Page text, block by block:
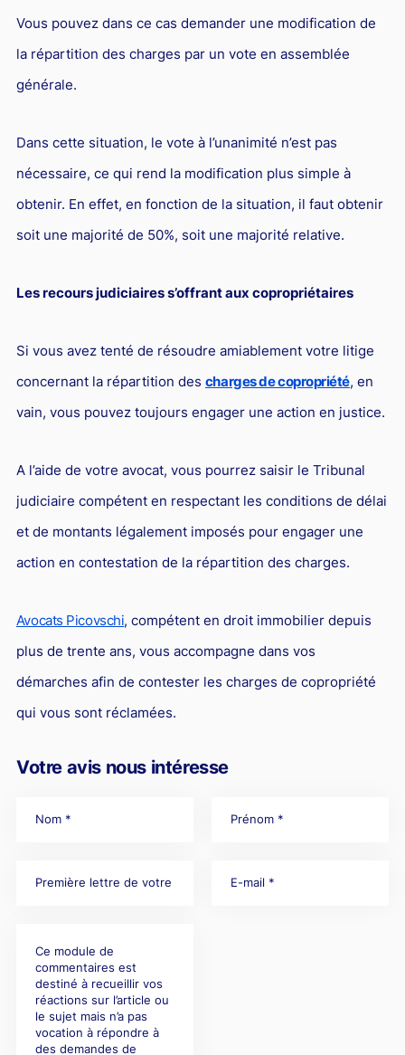
Vous pouvez dans ce cas demander une modification de
la répartition des charges par un vote en assemblée
générale.
Dans cette situation, le vote à l’unanimité n’est pas
nécessaire, ce qui rend la modification plus simple à
obtenir. En effet, en fonction de la situation, il faut obtenir
soit une majorité de 50%, soit une majorité relative.
Les recours judiciaires s’offrant aux copropriétaires
Si vous avez tenté de résoudre amiablement votre litige
concernant la répartition des charges de copropriété, en
vain, vous pouvez toujours engager une action en justice.
A l’aide de votre avocat, vous pourrez saisir le Tribunal
judiciaire compétent en respectant les conditions de délai
et de montants légalement imposés pour engager une
action en contestation de la répartition des charges.
Avocats Picovschi, compétent en droit immobilier depuis
plus de trente ans, vous accompagne dans vos
démarches afin de contester les charges de copropriété
qui vous sont réclamées.
Votre avis nous intéresse